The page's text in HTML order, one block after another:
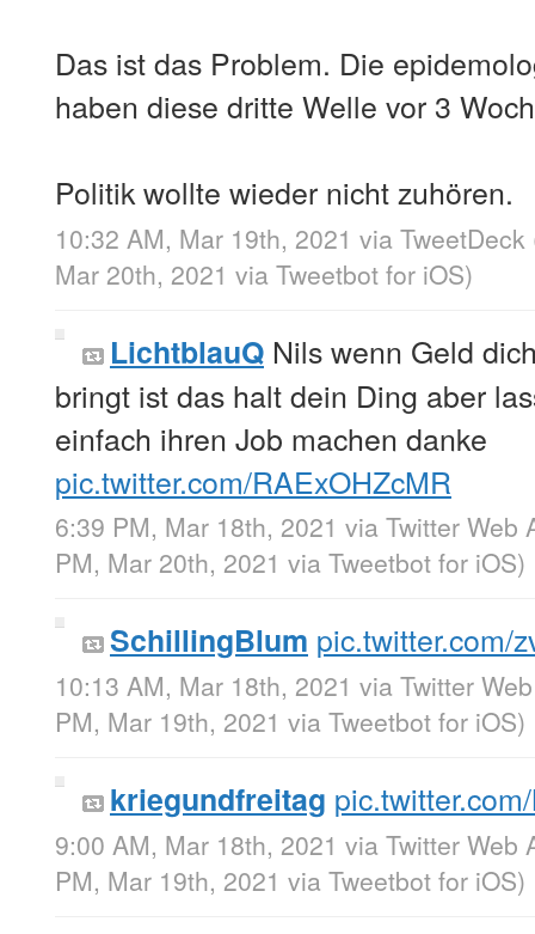
Das ist das Problem. Die
haben diese dritte Welle vor 3
Politik wollte wieder nicht zuhören.
10:32 AM, Mar 19th, 2021 via TweetDeck
Mar 20th, 2021 via Tweetbot for iΟS)
LichtblauQ Nils wenn Geld
bringt ist das halt dein Ding aber
einfach ihren Job machen danke
pic.twitter.com/RAExOHZcMR
6:39 PM, Mar 18th, 2021 via Twitter Web
PM, Mar 20th, 2021 via Tweetbot for iΟS)
SchillingBlum pic.twitter.com/
10:13 AM, Mar 18th, 2021 via Twitter
PM, Mar 19th, 2021 via Tweetbot for iΟS)
kriegundfreitag
9:00 AM, Mar 18th, 2021 via Twitter Web
PM, Mar 19th, 2021 via Tweetbot for iΟS)